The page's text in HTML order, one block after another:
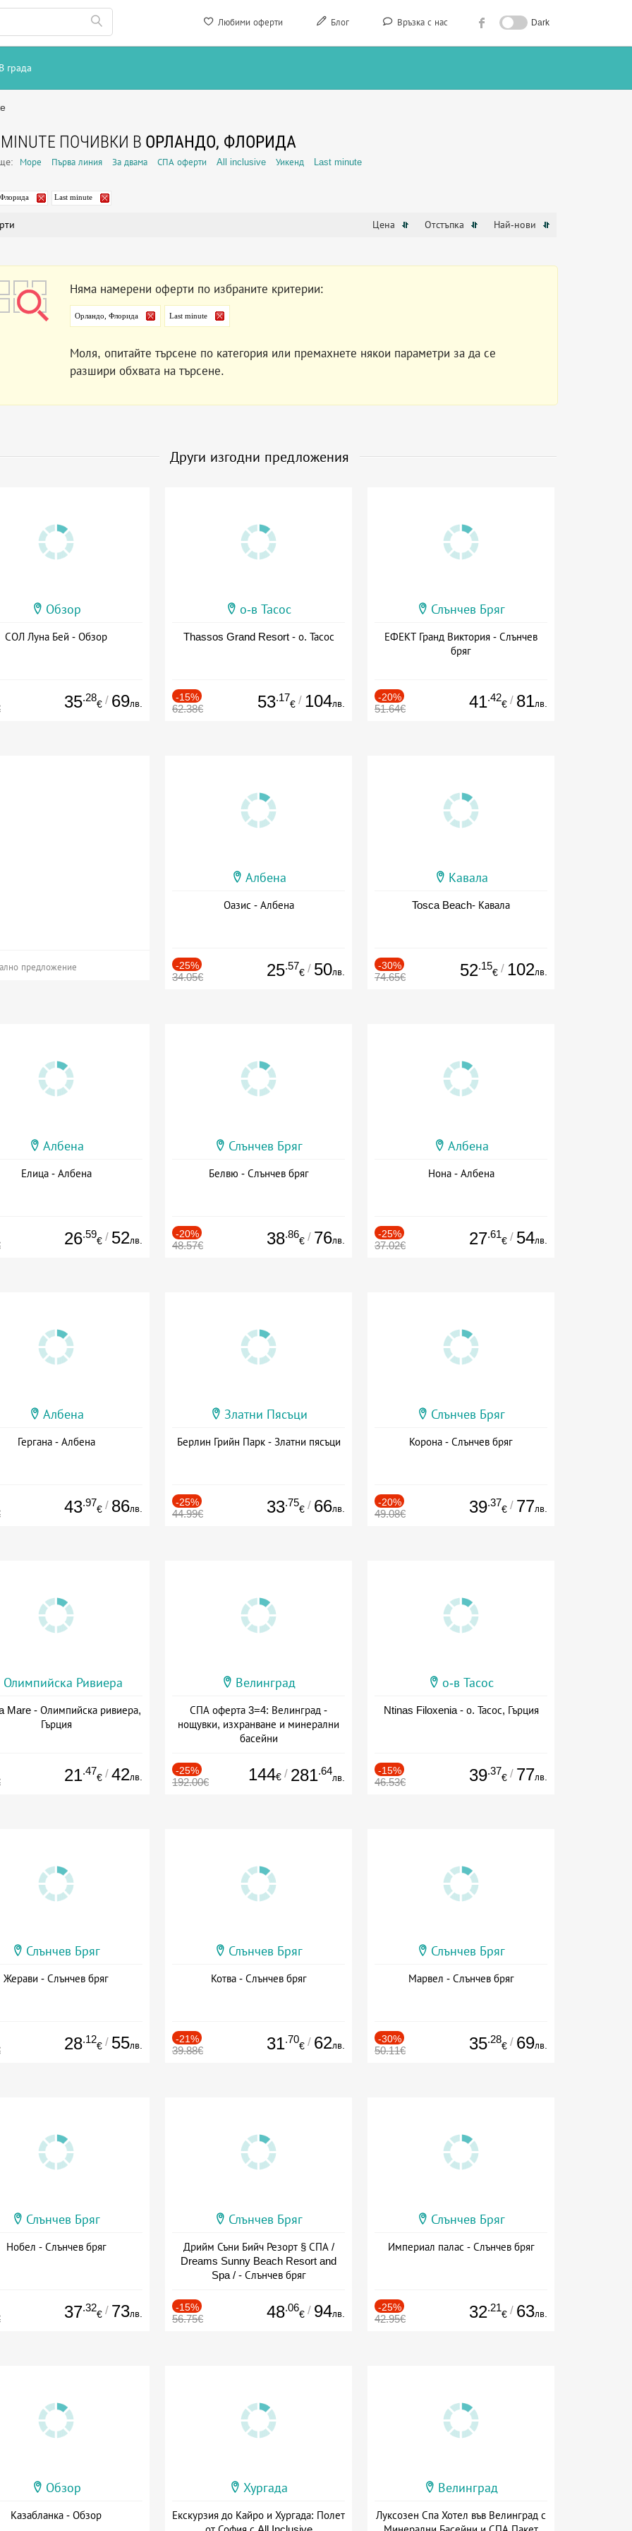
Любими оферти Блог Връзка с нас Dark
В града
MINUTE ПОЧИВКИ В ОРЛАНДО, ФЛОРИДА
Море Първа линия За двама СПА оферти All inclusive Уикенд Last minute
Last minute
Цена Отстъпка Най-нови
Няма намерени оферти по избраните критерии:
Орландо, Флорида Last minute
Моля, опитайте търсене по категория или премахнете някои параметри за да се
разшири обхвата на търсене.
Други изгодни предложения
Обзор
СОЛ Луна Бей - Обзор
35.28
€ / 69лв.
о-в Тасос
Thassos Grand Resort - о. Тасос
-15%
62.38€ 53.17
€ / 104лв.
Слънчев Бряг
ЕФЕКТ Гранд Виктория - Слънчев
бряг
-20%
51.64€ 41.42
€ / 81лв.
предложение
Албена
Оазис - Албена
-25%
34.05€ 25.57
€ / 50лв.
Кавала
Tosca Beach- Кавала
-30%
74.65€ 52.15
€ / 102лв.
Албена
Елица - Албена
26.59
€ / 52лв.
Слънчев Бряг
Белвю - Слънчев бряг
-20%
48.57€ 38.86
€ / 76лв.
Албена
Нона - Албена
-25%
37.02€ 27.61
€ / 54лв.
Албена
Гергана - Албена
43.97
€ / 86лв.
Златни Пясъци
Берлин Грийн Парк - Златни пясъци
-25%
44.99€ 33.75
€ / 66лв.
Слънчев Бряг
Корона - Слънчев бряг
-20%
49.08€ 39.37
€ / 77лв.
Олимпийска Ривиера
Mare - Олимпийска ривиера,
Гърция
21.47
€ / 42лв.
Велинград
СПА оферта 3=4: Велинград -
нощувки, изхранване и минерални
басейни
-25%
192.00€ 144€ / 281.64
лв.
о-в Тасос
Ntinas Filoxenia - о. Тасос, Гърция
-15%
46.53€ 39.37
€ / 77лв.
Слънчев Бряг
Жерави - Слънчев бряг
28.12
€ / 55лв.
Слънчев Бряг
Котва - Слънчев бряг
-21%
39.88€ 31.70
€ / 62лв.
Слънчев Бряг
Марвел - Слънчев бряг
-30%
50.11€ 35.28
€ / 69лв.
Слънчев Бряг
Нобел - Слънчев бряг
37.32
€ / 73лв.
Слънчев Бряг
Дрийм Съни Бийч Резорт § СПА /
Dreams Sunny Beach Resort and
Spa / - Слънчев бряг
-15%
56.75€ 48.06
€ / 94лв.
Слънчев Бряг
Империал палас - Слънчев бряг
-25%
42.95€ 32.21
€ / 63лв.
Обзор
Казабланка - Обзор
Хургада
Екскурзия до Кайро и Хургада: Полет
Велинград
Луксозен Спа Хотел във Велинград с